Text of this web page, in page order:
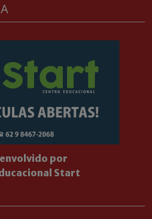
por
Start